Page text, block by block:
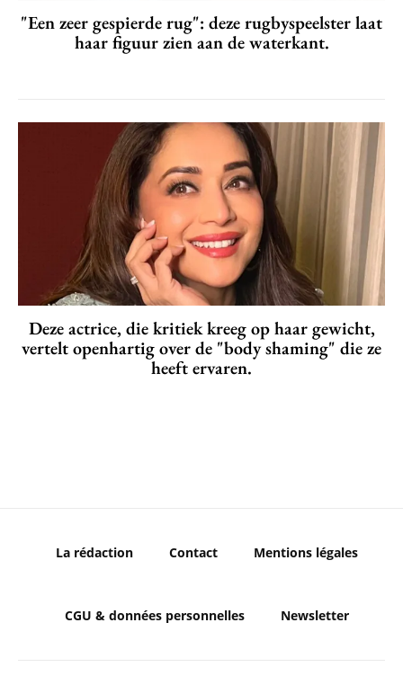
"Een zeer gespierde rug": deze rugbyspeelster laat
haar figuur zien aan de waterkant.
Deze actrice, die kritiek kreeg op haar gewicht,
vertelt openhartig over de "body shaming" die ze
heeft ervaren.
La rédaction Contact Mentions légales
CGU & données personnelles Newsletter